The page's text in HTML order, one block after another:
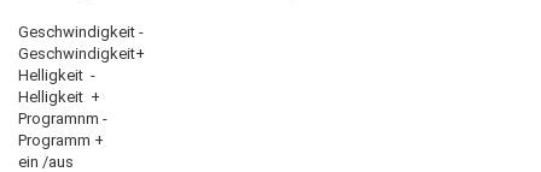
Geschwindigkeit -
Geschwindigkeit+
Helligkeit -
Helligkeit +
Programnm -
Programm +
ein /aus